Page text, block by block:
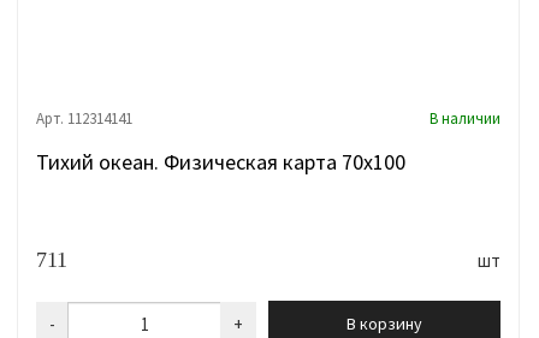
Арт. 112314141 В наличии
Тихий океан. Физическая карта 70х100
711 шт
- + В корзину